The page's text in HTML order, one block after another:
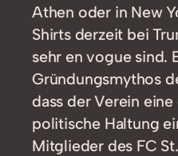
Athen oder in New
Shirts derzeit bei
sehr en vogue sind.
Gründungsmythos
dass der Verein
politische Haltung
Mitglieder des FC